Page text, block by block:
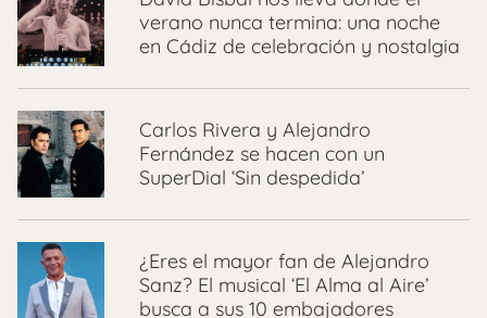
verano nunca termina: una noche
en Cádiz de celebración y nostalgia
Carlos Rivera y Alejandro
Fernández se hacen con un
SuperDial ‘Sin despedida’
¿Eres el mayor fan de Alejandro
Sanz? El musical ‘El Alma al Aire’
busca a sus 10 embajadores